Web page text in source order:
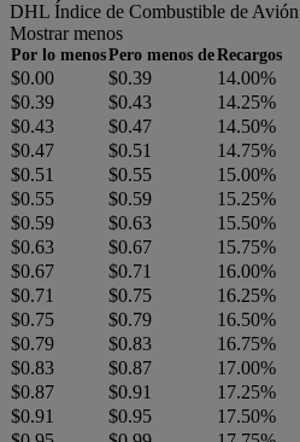
DHL Índice de Combustible de Avión
Mostrar menos
Por lo menosPero menos deRecargos
$0.00 $0.39
14.00%
$0.39
$0.43
14.25%
$0.43
$0.47
14.50%
$0.47
$0.51
14.75%
$0.51
$0.55
15.00%
$0.55
$0.59
15.25%
$0.59
$0.63
15.50%
$0.63
$0.67
15.75%
$0.67
$0.71
16.00%
$0.71
$0.75
16.25%
$0.75
$0.79
16.50%
$0.79
$0.83
16.75%
$0.83
$0.87
17.00%
$0.87
$0.91
17.25%
$0.91
$0.95
17.50%